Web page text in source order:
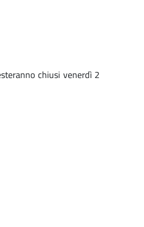
chiusi venerdì 2